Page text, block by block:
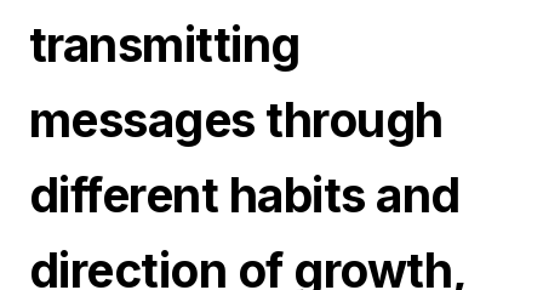
transmitting
messages through
different habits and
direction of growth,